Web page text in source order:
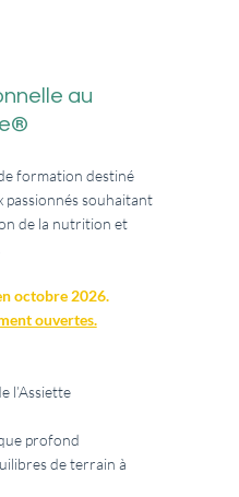
au
formation destiné
passionnés souhaitant
de la nutrition et
octobre 2026.
ouvertes.
l’Assiette
profond
de terrain à